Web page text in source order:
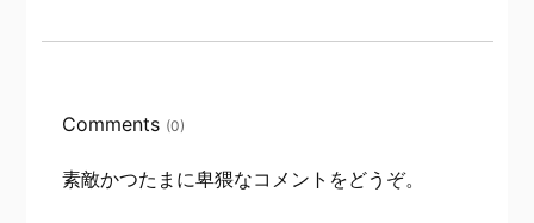
Comments (0)
素敵かつたまに卑猥なコメントをどうぞ。